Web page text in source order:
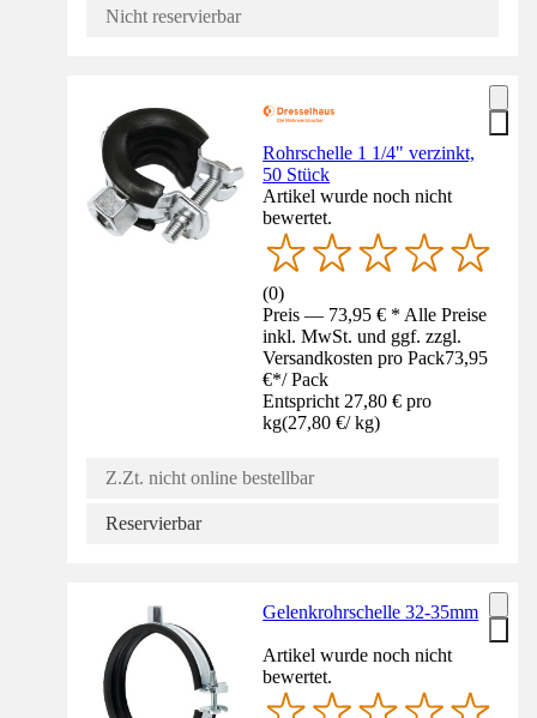
Nicht reservierbar
Rohrschelle 1 1/4" verzinkt,
50 Stück
Artikel wurde noch nicht
bewertet.
(0)
Preis — 73,95 € * Alle Preise
inkl. MwSt. und ggf. zzgl.
Versandkosten pro Pack73,95
€*/ Pack
Entspricht 27,80 € pro
kg(27,80 €/ kg)
Z.Zt. nicht online bestellbar
Reservierbar
Gelenkrohrschelle 32-35mm
Artikel wurde noch nicht
bewertet.